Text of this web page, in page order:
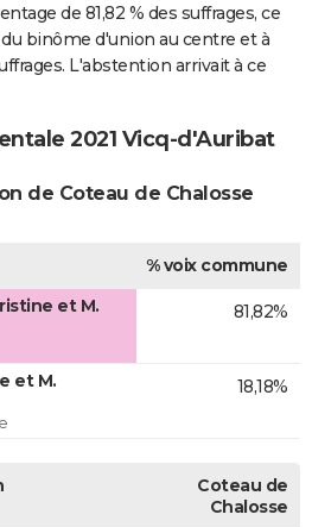
de 81,82 % des suffrages, ce
binôme d'union au centre et à
L'abstention arrivait à ce
2021 Vicq-d'Auribat
de Coteau de Chalosse
% voix commune
et M.
81,82%
et M.
18,18%
Coteau de
Chalosse